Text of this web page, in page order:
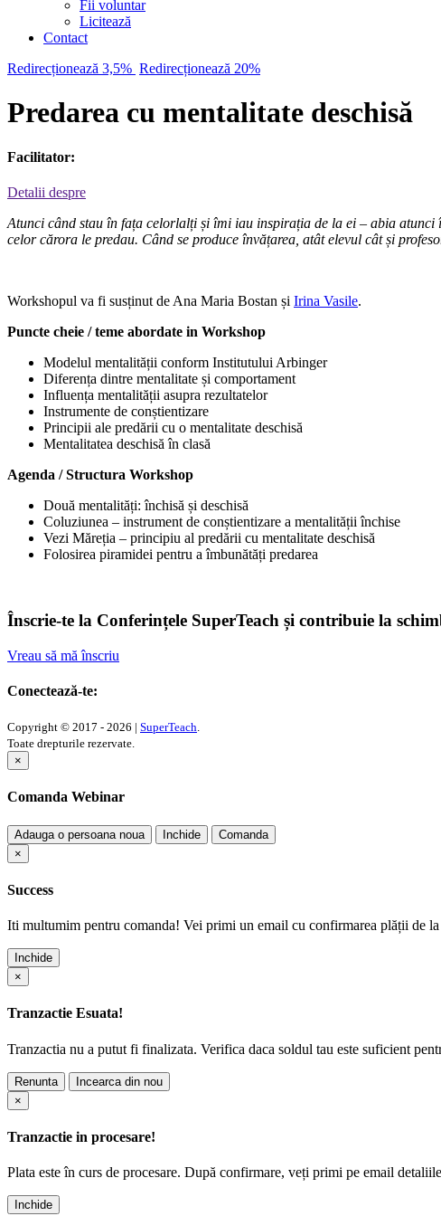
Fii voluntar
Licitează
Contact
Redirecționează 3,5% Redirecționează 20%
Predarea cu mentalitate deschisă
Facilitator:
Detalii despre
Atunci când stau în fața celorlalți și îmi iau inspirația de la ei – abia
celor cărora le predau. Când se produce învățarea, atât elevul cât și
Workshopul va fi susținut de Ana Maria Bostan și Irina Vasile.
Puncte cheie / teme abordate in Workshop
Modelul mentalității conform Institutului Arbinger
Diferența dintre mentalitate și comportament
Influența mentalității asupra rezultatelor
Instrumente de conștientizare
Principii ale predării cu o mentalitate deschisă
Mentalitatea deschisă în clasă
Agenda / Structura Workshop
Două mentalități: închisă și deschisă
Coluziunea – instrument de conștientizare a mentalității închise
Vezi Măreția – principiu al predării cu mentalitate deschisă
Folosirea piramidei pentru a îmbunătăți predarea
Înscrie-te la Conferințele SuperTeach și contribuie la
Vreau să mă înscriu
Conectează-te:
Copyright © 2017 - 2026 | SuperTeach.
Toate drepturile rezervate.
×
Comanda Webinar
Adauga o persoana noua Inchide
Comanda
×
Success
Iti multumim pentru comanda! Vei primi un email cu confirmarea plății de
Inchide
×
Tranzactie Esuata!
Tranzactia nu a putut fi finalizata. Verifica daca soldul tau este suficient
Renunta
Incearca din nou
×
Tranzactie in procesare!
Plata este în curs de procesare. După confirmare, veți primi pe email
Inchide